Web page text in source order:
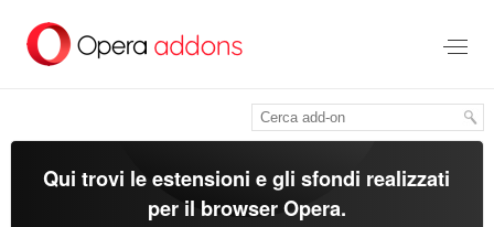
contenuto
Qui trovi le estensioni e gli sfondi realizzati
per il browser Opera.